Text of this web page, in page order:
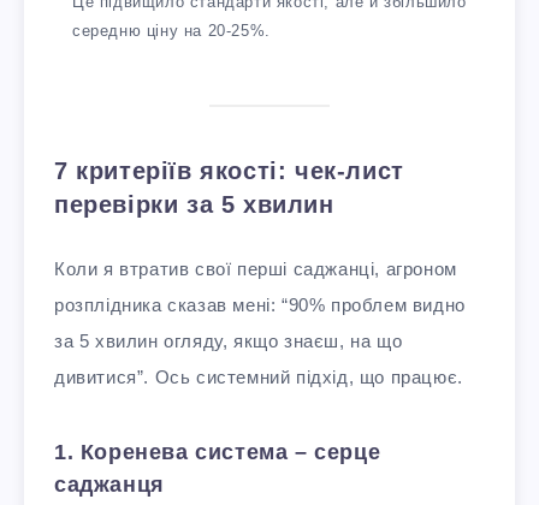
середню ціну на 20-25%.​
7 критеріїв якості: чек-лист
перевірки за 5 хвилин
Коли я втратив свої перші саджанці, агроном
розплідника сказав мені: “90% проблем видно
за 5 хвилин огляду, якщо знаєш, на що
дивитися”. Ось системний підхід, що працює.​
1. Коренева система – серце
саджанця